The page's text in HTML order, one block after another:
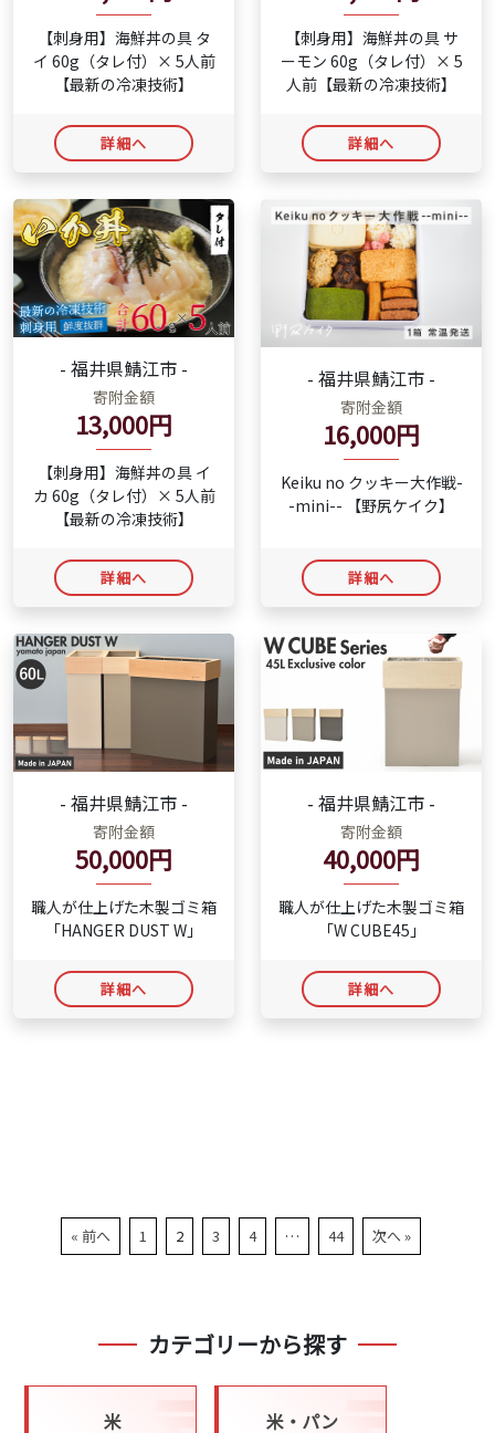
【刺身用】海鮮丼の具 タ
イ 60g（タレ付）× 5人前
【最新の冷凍技術】
詳細へ
【刺身用】海鮮丼の具 サ
ーモン 60g（タレ付）× 5
人前【最新の冷凍技術】
詳細へ
- 福井県鯖江市 -
寄附金額
13,000円
【刺身用】海鮮丼の具 イ
カ 60g（タレ付）× 5人前
【最新の冷凍技術】
詳細へ
- 福井県鯖江市 -
寄附金額
16,000円
Keiku no クッキー大作戦-
-mini-- 【野尻ケイク】
詳細へ
- 福井県鯖江市 -
寄附金額
50,000円
職人が仕上げた木製ゴミ箱
「HANGER DUST W」
詳細へ
- 福井県鯖江市 -
寄附金額
40,000円
職人が仕上げた木製ゴミ箱
「W CUBE45」
詳細へ
« 前へ 1 2 3 4 … 44 次へ »
カテゴリーから探す
米 米・パン